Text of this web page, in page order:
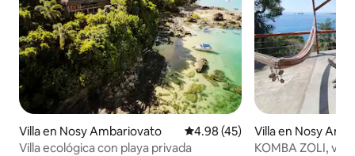
Villa en Nosy Ambariovato Calificación promedio: 4.98 de
4.98 (45)
Villa ecológica con playa privada
Villa en Nosy
KOMBA ZOLI,